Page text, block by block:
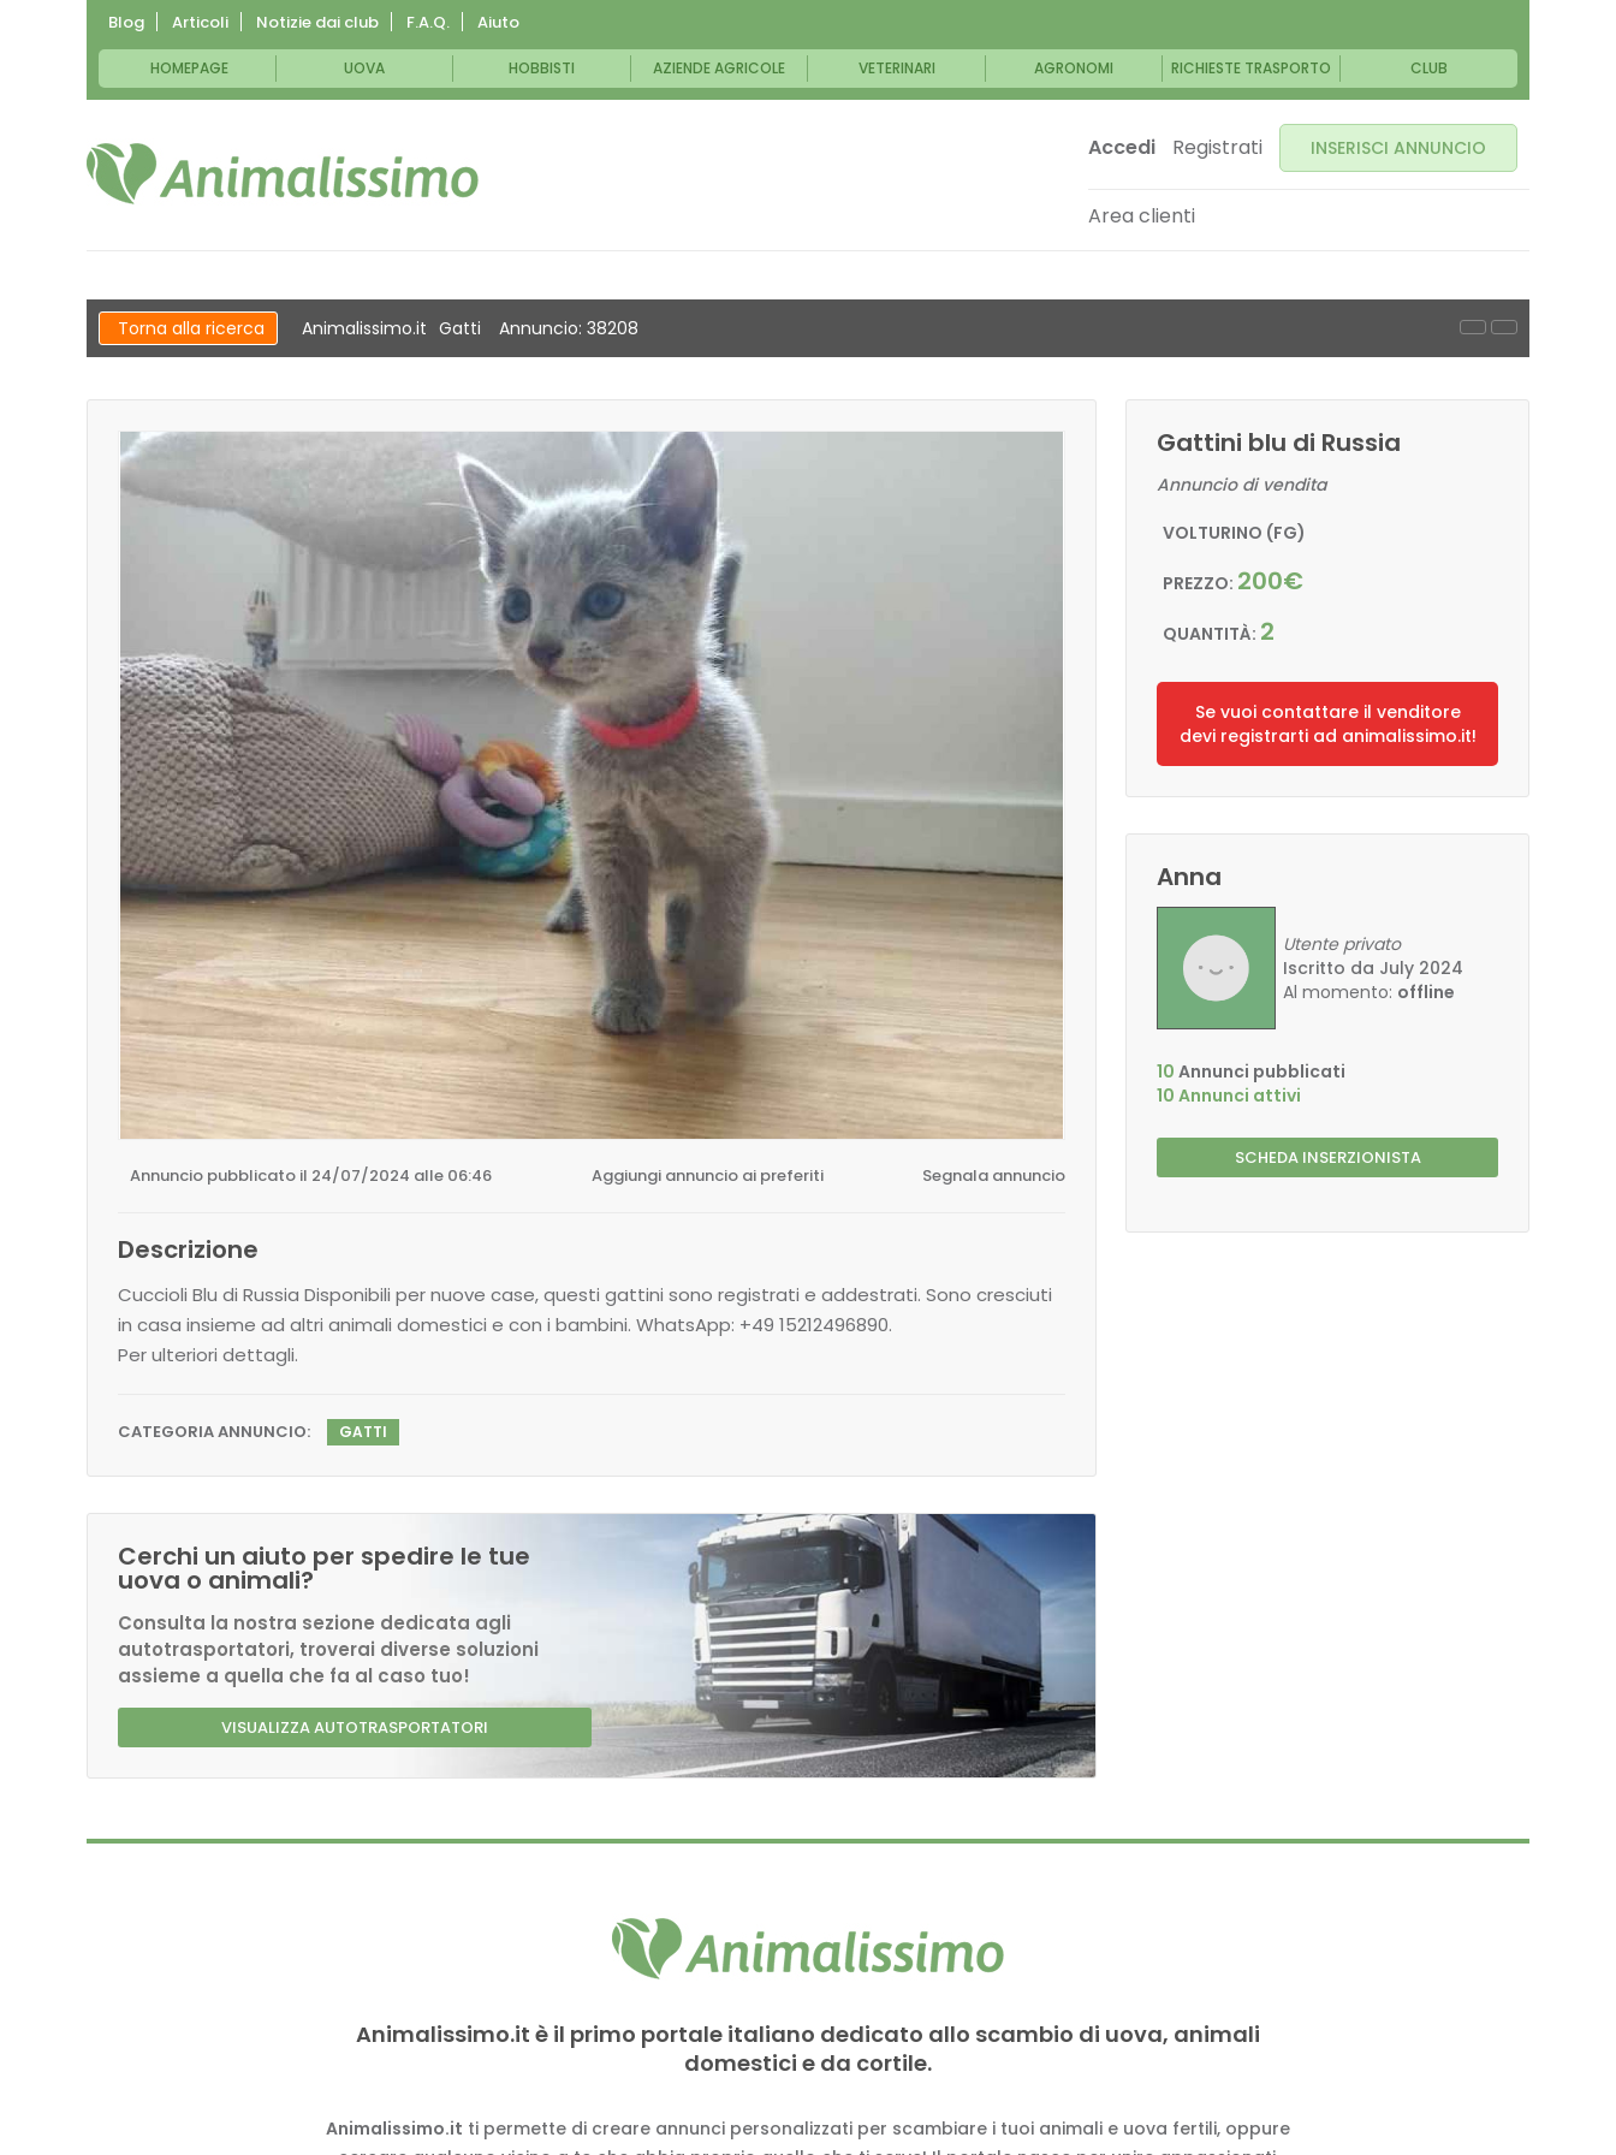
Blog Articoli Notizie dai club F.A.Q. Aiuto
HOMEPAGE UOVA HOBBISTI AZIENDE AGRICOLE VETERINARI AGRONOMI RICHIESTE TRASPORTO CLUB
Accedi Registrati INSERISCI ANNUNCIO
Area clienti
Torna alla ricerca Animalissimo.it Gatti Annuncio: 38208
Annuncio pubblicato il 24/07/2024 alle 06:46 Aggiungi annuncio ai preferiti Segnala annuncio
Descrizione
Cuccioli Blu di Russia Disponibili per nuove case, questi gattini sono registrati e addestrati. Sono cresciuti
in casa insieme ad altri animali domestici e con i bambini. WhatsApp: +49 15212496890.
Per ulteriori dettagli.
CATEGORIA ANNUNCIO: GATTI
Cerchi un aiuto per spedire le tue
uova o animali?
Consulta la nostra sezione dedicata agli
autotrasportatori, troverai diverse soluzioni
assieme a quella che fa al caso tuo!
VISUALIZZA AUTOTRASPORTATORI
Gattini blu di Russia
Annuncio di vendita
VOLTURINO (FG)
PREZZO: 200€
QUANTITÀ: 2
Se vuoi contattare il venditore
devi registrarti ad animalissimo.it!
Anna
Utente privato
Iscritto da July 2024
Al momento: offline
10 Annunci pubblicati
10 Annunci attivi
SCHEDA INSERZIONISTA
Animalissimo.it è il primo portale italiano dedicato allo scambio di uova, animali
domestici e da cortile.
Animalissimo.it ti permette di creare annunci personalizzati per scambiare i tuoi animali e uova fertili, oppure